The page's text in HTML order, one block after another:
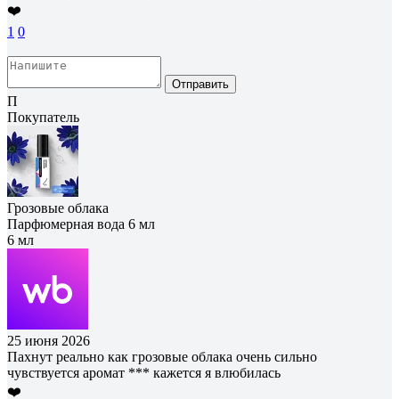
❤️
1 0
Отправить
П
Покупатель
Грозовые облака
Парфюмерная вода 6 мл
6 мл
25 июня 2026
Пахнут реально как грозовые облака очень сильно
чувствуется аромат *** кажется я влюбилась
❤️